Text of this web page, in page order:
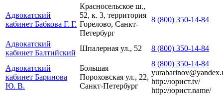
Адвокатский
кабинет Бабкова Г. Г.
Красносельское ш.,
52, к. 3, территория
Горелово, Санкт-
Петербург
8 (800) 350-14-84
Адвокатский
кабинет Балтийский
Шпалерная ул., 52 8 (800) 350-14-84
Адвокатский
кабинет Баринова
Ю. В.
Большая
Пороховская ул., 22,
Санкт-Петербург
8 (800) 350-14-84
http://юрист.tv/
http://юрист.name/